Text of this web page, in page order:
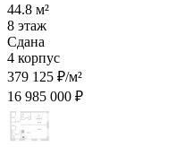
44.8 м²
8 этаж
Сдана
4 корпус
379 125 ₽/м²
16 985 000 ₽